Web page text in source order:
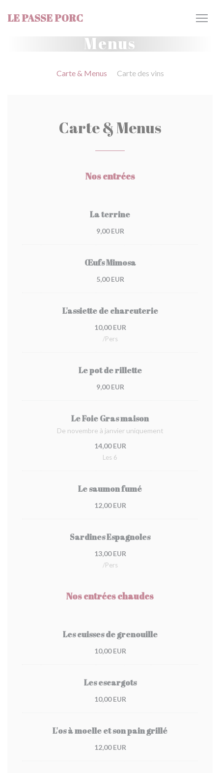
LE PASSE PORC
Menus
Carte & Menus Carte des vins
Carte & Menus
Nos entrées
La terrine
9,00 EUR
Œufs Mimosa
5,00 EUR
L'assiette de charcuterie
10,00 EUR
/pers
Le pot de rillette
9,00 EUR
Le Foie Gras maison
De novembre à janvier uniquement
14,00 EUR
Les 6
Le saumon fumé
12,00 EUR
Sardines Espagnoles
13,00 EUR
/pers
Nos entrées chaudes
Les cuisses de grenouille
10,00 EUR
Les escargots
10,00 EUR
L'os à moelle et son pain grillé
12,00 EUR